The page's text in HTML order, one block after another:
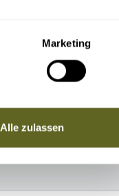
Marketing
Alle zulassen